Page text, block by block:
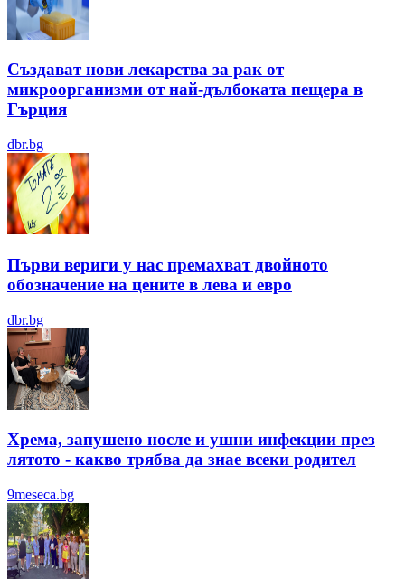
Създават нови лекарства за рак от
микроорганизми от най-дълбоката пещера в
Гърция
dbr.bg
Първи вериги у нас премахват двойното
обозначение на цените в лева и евро
dbr.bg
Хрема, запушено носле и ушни инфекции през
лятотo - какво трябва да знае всеки родител
9meseca.bg